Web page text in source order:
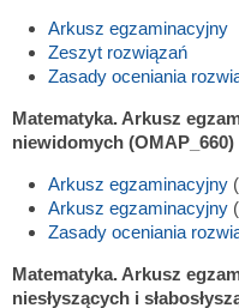
Arkusz egzaminacyjny
Zeszyt rozwiązań
Zasady oceniania
Matematyka. Arkusz
niewidomych (OMAP_660)
Arkusz egzaminacyjny
Arkusz egzaminacyjny
Zasady oceniania
Matematyka. Arkusz
niesłyszących i